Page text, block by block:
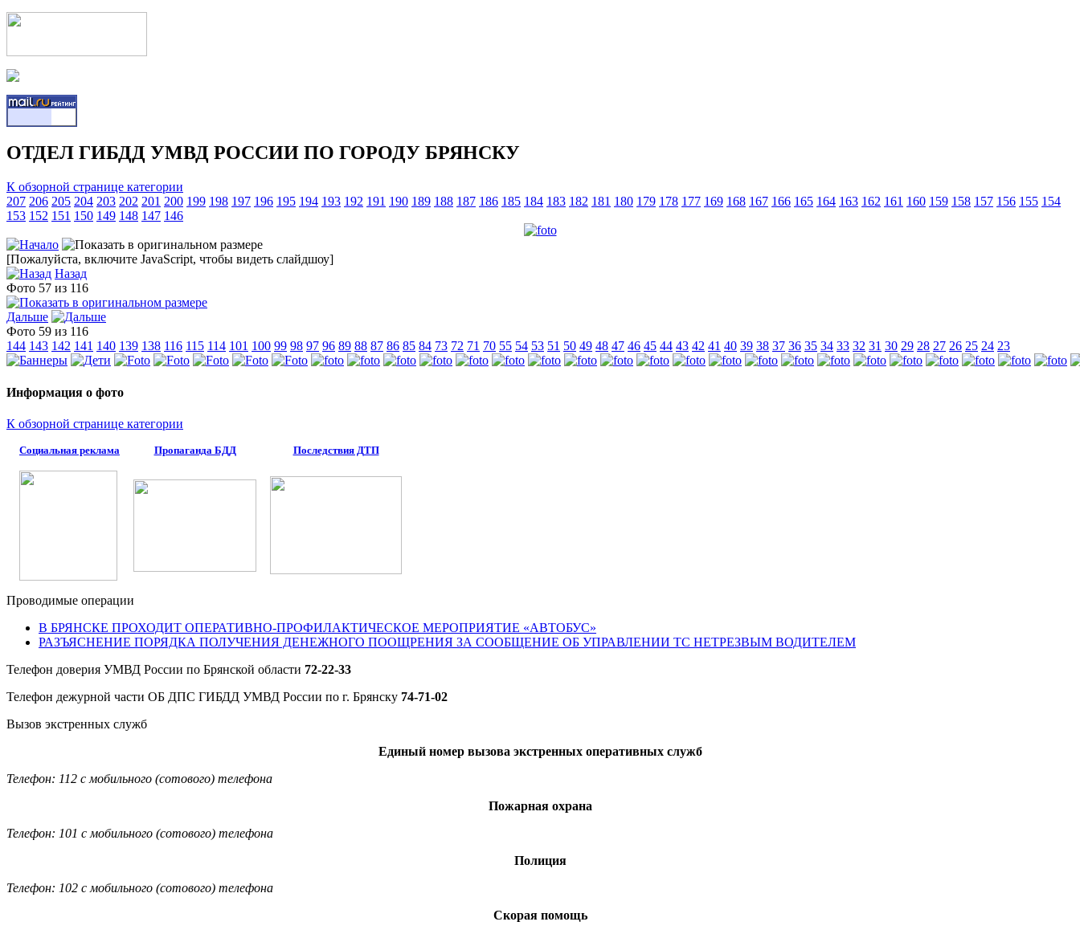
ОТДЕЛ ГИБДД УМВД РОССИИ ПО ГОРОДУ БРЯНСКУ
К обзорной странице категории
207 206 205 204 203 202 201 200 199 198 197 196 195 194 193 192 191 190 189 188 187 186 185 184 183 182 181 180 179 178 177 169 168 167 166 165 164 163 162 161 160 159 158 157 156 155 154
153 152 151 150 149 148 147 146
[Пожалуйста, включите JavaScript, чтобы видеть слайдшоу]
Назад
Фото 57 из 116
Дальше
Фото 59 из 116
144 143 142 141 140 139 138 116 115 114 101 100 99 98 97 96 89 88 87 86 85 84 73 72 71 70 55 54 53 51 50 49 48 47 46 45 44 43 42 41 40 39 38 37 36 35 34 33 32 31 30 29 28 27 26 25 24 23
Информация о фото
К обзорной странице категории
Социальная реклама Пропаганда БДД Последствия ДТП
Проводимые операции
В БРЯНСКЕ ПРОХОДИТ ОПЕРАТИВНО-ПРОФИЛАКТИЧЕСКОЕ МЕРОПРИЯТИЕ «АВТОБУС»
РАЗЪЯСНЕНИЕ ПОРЯДКА ПОЛУЧЕНИЯ ДЕНЕЖНОГО ПООЩРЕНИЯ ЗА СООБЩЕНИЕ ОБ УПРАВЛЕНИИ ТС НЕТРЕЗВЫМ ВОДИТЕЛЕМ
Телефон доверия УМВД России по Брянской области 72-22-33
Телефон дежурной части ОБ ДПС ГИБДД УМВД России по г. Брянску 74-71-02
Вызов экстренных служб
Единый номер вызова экстренных оперативных служб
Телефон: 112 с мобильного (сотового) телефона
Пожарная охрана
Телефон: 101 с мобильного (сотового) телефона
Полиция
Телефон: 102 с мобильного (сотового) телефона
Скорая помощь